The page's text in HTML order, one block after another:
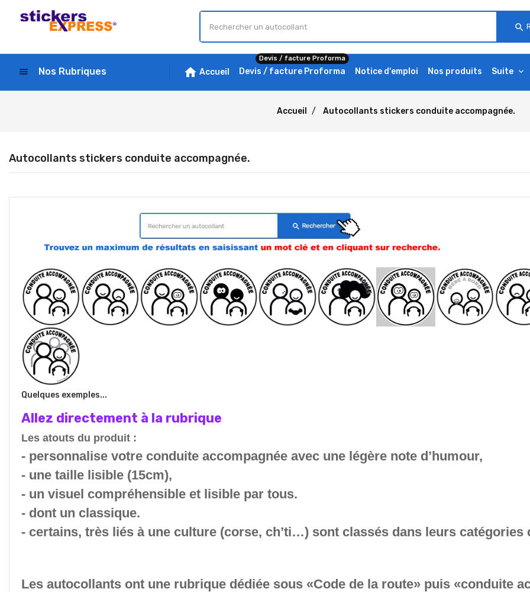
search
Nos Rubriques
menu home Accueil Devis / facture Proforma
Devis / facture Proforma
Notice d'emploi Nos produits Suite
Accueil Autocollants stickers conduite accompagnée.
Autocollants stickers conduite accompagnée.
Quelques exemples...
Allez directement à la rubrique
Les atouts du produit :
- personnalise votre conduite accompagnée avec une légère note d’humour,
- une taille lisible (15cm),
- un visuel compréhensible et lisible par tous.
- dont un classique.
- certains, très liés à une culture (corse, ch’ti…) sont classés dans leurs catégories
Les autocollants ont une rubrique dédiée sous «Code de la route» puis «conduite